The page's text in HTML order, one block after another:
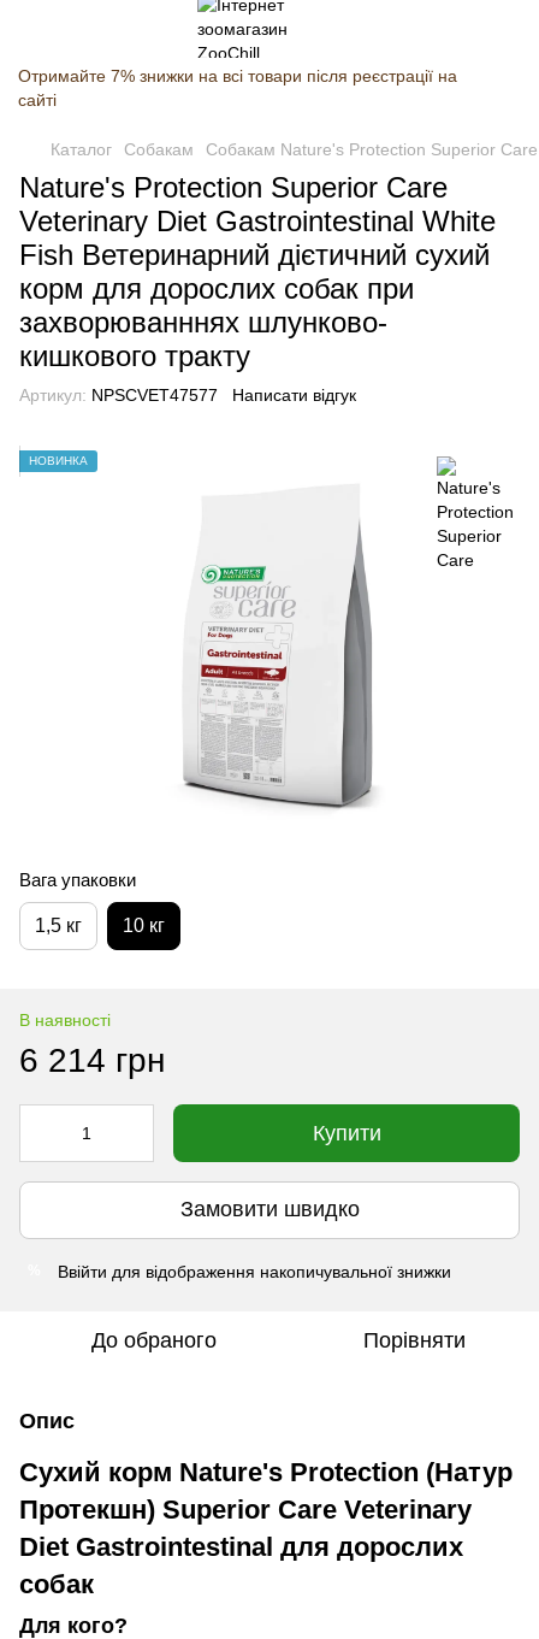
Отримайте 7% знижки на всі товари після реєстрації на
сайті
Каталог Собакам Собакам Nature's Protection Superior Care
Nature's Protection Superior Care
Veterinary Diet Gastrointestinal White
Fish Ветеринарний дієтичний сухий
корм для дорослих собак при
захворюванннях шлунково-
кишкового тракту
Артикул: NPSCVET47577 Написати відгук
НОВИНКА
Вага упаковки
1,5 кг 10 кг
В наявності
6 214 грн
Купити
Замовити швидко
Ввійти для відображення накопичувальної знижки
До обраного Порівняти
Опис
Сухий корм Nature's Protection (Натур
Протекшн) Superior Care Veterinary
Diet Gastrointestinal для дорослих
собак
Для кого?